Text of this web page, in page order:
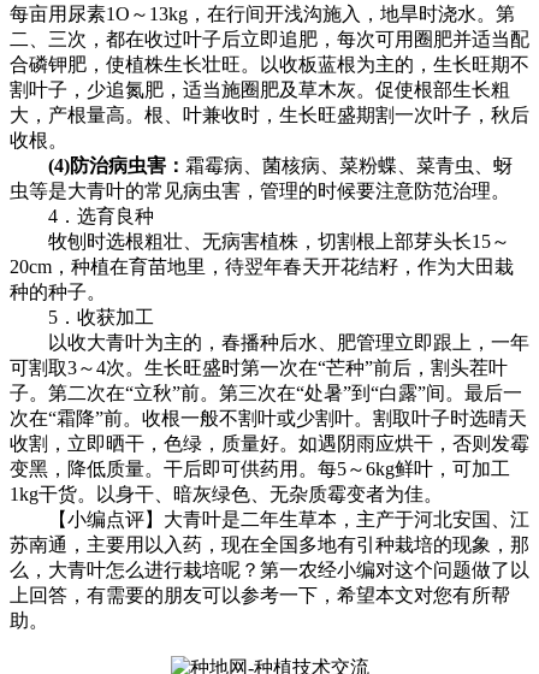
每亩用尿素1O～13kg，在行间开浅沟施入，地旱时浇水。第
二、三次，都在收过叶子后立即追肥，每次可用圈肥并适当配
合磷钾肥，使植株生长壮旺。以收板蓝根为主的，生长旺期不
割叶子，少追氮肥，适当施圈肥及草木灰。促使根部生长粗
大，产根量高。根、叶兼收时，生长旺盛期割一次叶子，秋后
收根。
(4)防治病虫害： 霜霉病、菌核病、菜粉蝶、菜青虫、蚜
虫等是大青叶的常见病虫害，管理的时候要注意防范治理。
4．选育良种
牧刨时选根粗壮、无病害植株，切割根上部芽头长15～
20cm，种植在育苗地里，待翌年春天开花结籽，作为大田栽
种的种子。
5．收获加工
以收大青叶为主的，春播种后水、肥管理立即跟上，一年
可割取3～4次。生长旺盛时第一次在“芒种”前后，割头茬叶
子。第二次在“立秋”前。第三次在“处暑”到“白露”间。最后一
次在“霜降”前。收根一般不割叶或少割叶。割取叶子时选晴天
收割，立即晒干，色绿，质量好。如遇阴雨应烘干，否则发霉
变黑，降低质量。干后即可供药用。每5～6kg鲜叶，可加工
1kg干货。以身干、暗灰绿色、无杂质霉变者为佳。
【小编点评】大青叶是二年生草本，主产于河北安国、江
苏南通，主要用以入药，现在全国多地有引种栽培的现象，那
么，大青叶怎么进行栽培呢？第一农经小编对这个问题做了以
上回答，有需要的朋友可以参考一下，希望本文对您有所帮
助。